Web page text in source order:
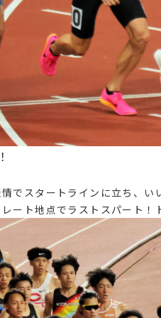
でスタートラインに立ち、
ート地点でラストスパート！